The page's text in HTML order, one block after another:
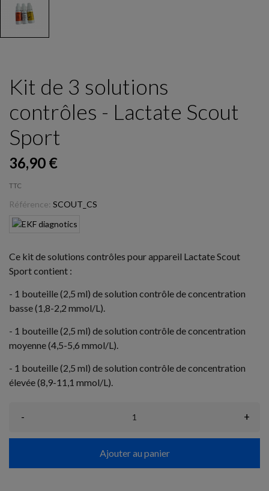
Kit de 3 solutions
contrôles - Lactate Scout
Sport
36,90 €
TTC
Référence: SCOUT_CS
Ce kit de solutions contrôles pour appareil Lactate Scout
Sport contient :
- 1 bouteille (2,5 ml) de solution contrôle de concentration
basse (1,8-2,2 mmol/L).
- 1 bouteille (2,5 ml) de solution contrôle de concentration
moyenne (4,5-5,6 mmol/L).
- 1 bouteille (2,5 ml) de solution contrôle de concentration
élevée (8,9-11,1 mmol/L).
- +
Ajouter au panier